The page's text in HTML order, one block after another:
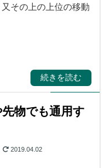
その上の上位の移動
続きを読む
物でも通用す
2019.04.02